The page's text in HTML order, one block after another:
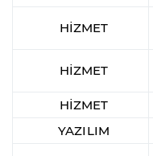
HİZMET
HİZMET
HİZMET
YAZILIM